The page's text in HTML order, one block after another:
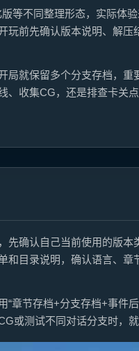
等不同整理形态，实际体
前先确认版本说明、解压
局就保留多个分支存档，重
、收集CG，还是排查卡关
先确认自己当前使用的版
和目录说明，确认语言、
“章节存档+分支存档+事件
或测试不同对话分支时，